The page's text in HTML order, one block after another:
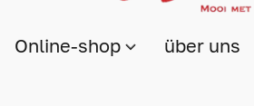
Online-shop über uns